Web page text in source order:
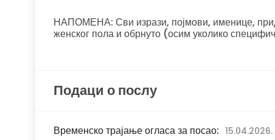
НАПОМЕНА: Сви изрази, појмови, именице,
женског пола и обрнуто (осим уколико
Подаци о послу
Временско трајање огласа за посао: